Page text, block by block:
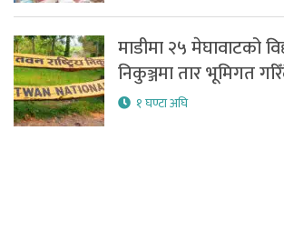
माडीमा २५ मेघावाटको
निकुञ्जमा तार भूमिगत
१ घण्टा अघि